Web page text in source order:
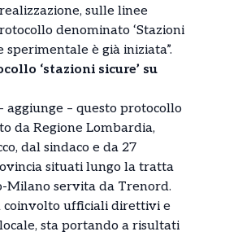
sulle linee
denominato ‘Stazioni
sperimentale è già iniziata”.
‘stazioni sicure’ su
aggiunge – questo protocollo
da Regione Lombardia,
dal sindaco e da 27
situati lungo la tratta
Milano servita da Trenord.
coinvolto ufficiali direttivi e
sta portando a risultati